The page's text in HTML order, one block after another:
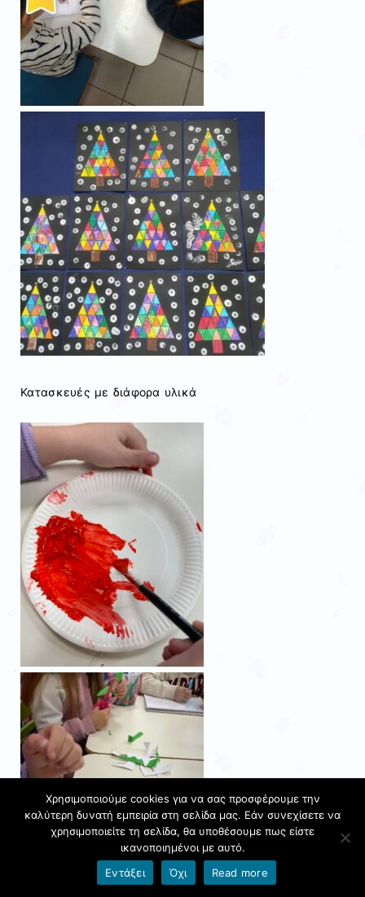
Κατασκευές με διάφορα υλικά
Χρησιμοποιούμε cookies για να σας προσφέρουμε την
καλύτερη δυνατή εμπειρία στη σελίδα μας. Εάν συνεχίσετε να
χρησιμοποιείτε τη σελίδα, θα υποθέσουμε πως είστε
ικανοποιημένοι με αυτό.
Εντάξει
Όχι Read more